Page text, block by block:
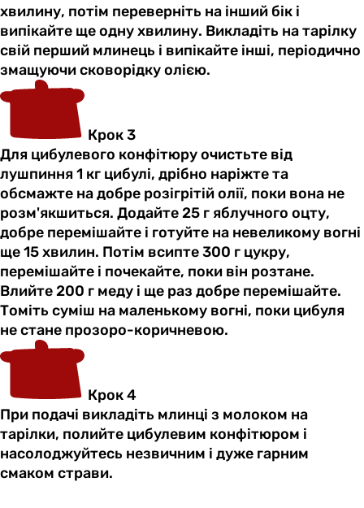
хвилину, потім переверніть на інший бік і
випікайте ще одну хвилину. Викладіть на тарілку
свій перший млинець і випікайте інші, періодично
змащуючи сковорідку олією.
Крок 3
Для цибулевого конфітюру очистьте від
лушпиння 1 кг цибулі, дрібно наріжте та
обсмажте на добре розігрітій олії, поки вона не
розм'якшиться. Додайте 25 г яблучного оцту,
добре перемішайте і готуйте на невеликому вогні
ще 15 хвилин. Потім всипте 300 г цукру,
перемішайте і почекайте, поки він розтане.
Влийте 200 г меду і ще раз добре перемішайте.
Томіть суміш на маленькому вогні, поки цибуля
не стане прозоро-коричневою.
Крок 4
При подачі викладіть млинці з молоком на
тарілки, полийте цибулевим конфітюром і
насолоджуйтесь незвичним і дуже гарним
смаком страви.